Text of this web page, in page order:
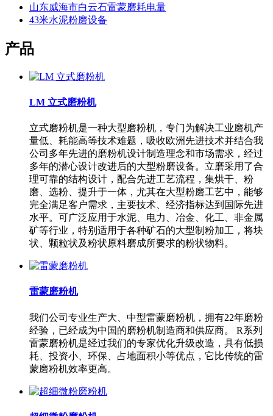
山东威海市白云石雷蒙磨耗电量
43米水泥粉磨设备
产品
LM 立式磨粉机
立式磨粉机是一种大型磨粉机，专门为解决工业磨机产
量低、耗能高等技术难题，吸收欧洲先进技术并结合我
公司多年先进的磨粉机设计制造理念和市场需求，经过
多年的潜心设计改进后的大型粉磨设备。立磨采用了合
理可靠的结构设计，配合先进工艺流程，集烘干、粉
磨、选粉、提升于一体，尤其在大型粉磨工艺中，能够
完全满足客户需求，主要技术、经济指标达到国际先进
水平。可广泛应用于水泥、电力、冶金、化工、非金属
矿等行业，特别适用于各种矿石的大型制粉加工，将块
状、颗粒状及粉状原料磨成所要求的粉状物料。
雷蒙磨粉机
我们公司专业生产大、中型雷蒙磨粉机，拥有22年磨粉
经验，已经成为中国的磨粉机制造商和供应商。 R系列
雷蒙磨粉机是经过我们的专家优化升级改造，具有低损
耗、投资小、环保、占地面积小等优点，它比传统的雷
蒙磨粉机效率更高。